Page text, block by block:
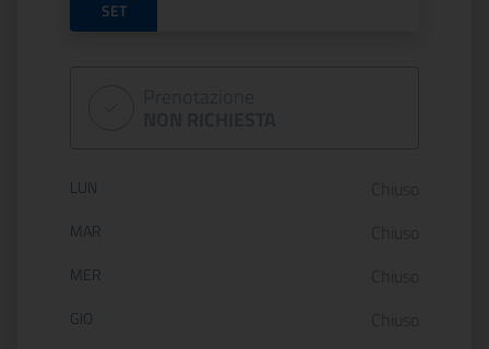
SET
Orario di apertura:
LUN
MAR
MER
GIO